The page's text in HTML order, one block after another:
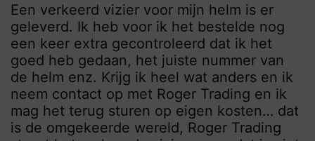
Een verkeerd vizier voor mijn helm is er
geleverd. Ik heb voor ik het bestelde nog
een keer extra gecontroleerd dat ik het
goed heb gedaan, het juiste nummer van
de helm enz. Krijg ik heel wat anders en ik
neem contact op met Roger Trading en ik
mag het terug sturen op eigen kosten… dat
is de omgekeerde wereld, Roger Trading